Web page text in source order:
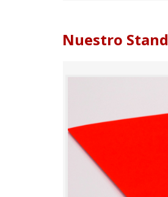
Nuestro Stand